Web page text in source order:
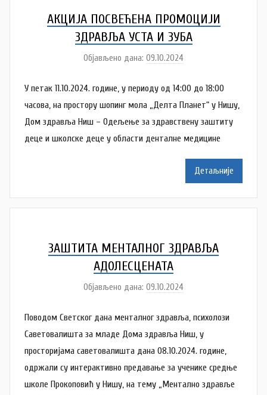
t
a
n
a
c
АКЦИЈА ПОСВЕЋЕНА ПРОМОЦИЈИ
ЗДРАВЉА УСТА И ЗУБА
Објављено дана: 09.10.2024
т
о
р
N
a
š
u
v
a
c
У петак 11.10.2024. године, у периоду од 14:00 до 18:00
часова, на простору шопинг мола „Делта Планет“ у Нишу,
Дом здравља Ниш – Одељење за здравствену заштиту
деце и школске деце у области денталне медицине
Детаљније
ЗАШТИТА МЕНТАЛНОГ ЗДРАВЉА
АДОЛЕСЦЕНАТА
Објављено дана: 09.10.2024
т
о
р
N
a
Поводом Светског дана менталног здравља, психолози
Саветовалишта за младе Дома здравља Ниш, у
просторијама саветовалишта дана 08.10.2024. године,
одржали су интерактивно предавање за ученике средње
школе Прокоповић у Нишу, на тему „Ментално здравље